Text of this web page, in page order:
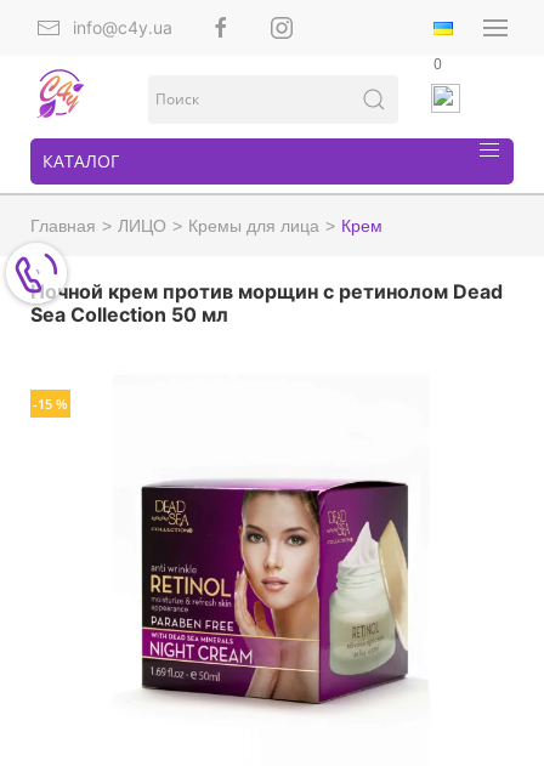
info@c4y.ua
0
КАТАЛОГ
Главная ЛИЦО Кремы для лица Крем
Ночной крем против морщин с ретинолом Dead
Sea Collection 50 мл
-15 %